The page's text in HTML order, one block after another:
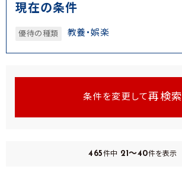
現在の条件
優待の種類 教養・娯楽
条件を変更して 再検索
465件中 21～40件を表示